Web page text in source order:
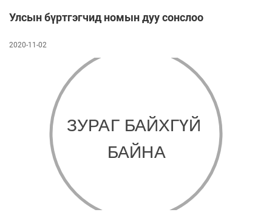
Улсын бүртгэгчид номын дуу сонслоо
2020-11-02